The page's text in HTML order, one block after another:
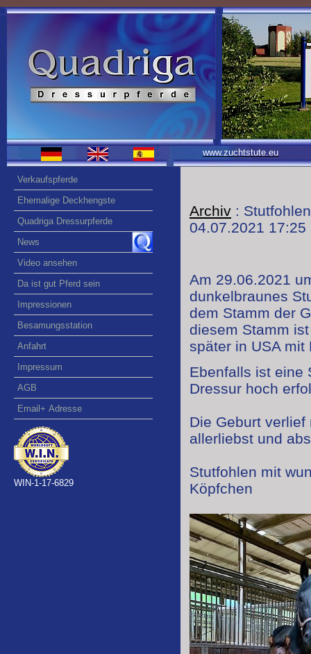
Verkaufspferde
Ehemalige Deckhengste
Quadriga Dressurpferde
News
Video ansehen
Da ist gut Pferd sein
Impressionen
Besamungsstation
Anfahrt
Impressum
AGB
Email+ Adresse
WIN-1-17-6829
www.zuchtstute.eu
Archiv :
04.07.2021 17:25
Am 29.06.2021
dunkelbraunes
dem Stamm der
diesem Stamm
später in USA mit
Ebenfalls ist eine
Dressur hoch
Die Geburt
allerliebst und
Stutfohlen mit
Köpfchen